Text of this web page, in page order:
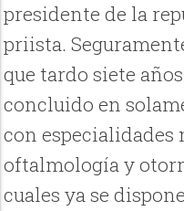
presidente de la
priista.
que tardo siete
concluido en
con especialidades
oftalmología y
cuales ya se